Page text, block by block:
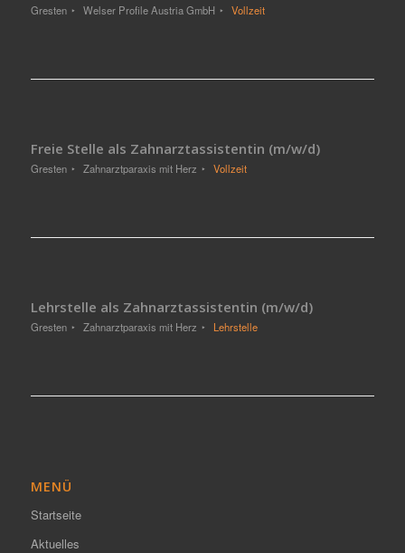
Gresten Welser Profile Austria GmbH Vollzeit
Freie Stelle als Zahnarztassistentin (m/w/d)
Gresten Zahnarztparaxis mit Herz Vollzeit
Lehrstelle als Zahnarztassistentin (m/w/d)
Gresten Zahnarztparaxis mit Herz Lehrstelle
MENÜ
Startseite
Aktuelles